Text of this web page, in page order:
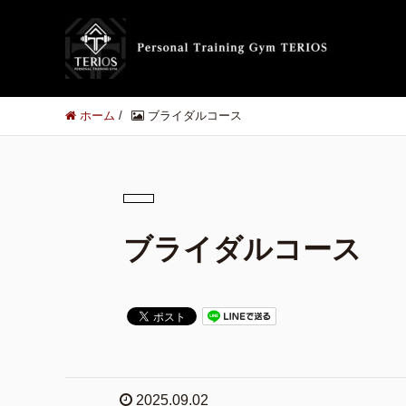
ホーム / ブライダルコース
ブライダルコース
2025.09.02